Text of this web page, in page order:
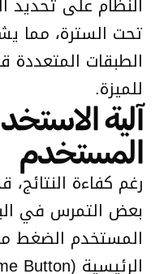
تحت السترة، مما
الطبقات المتعددة
للميزة.
آلية
المستخدم
رغم كفاءة
بعض التمرس في
المستخدم الضغط